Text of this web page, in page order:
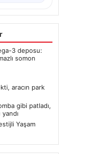
3 deposu:
somon
aracın park
gibi patladı,
Yaşam